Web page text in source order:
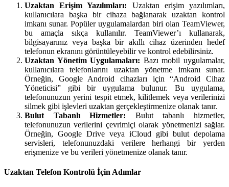
Uzaktan Erişim Yazılımları: Uzaktan erişim yazılımları,
kullanıcılara başka bir cihaza bağlanarak uzaktan kontrol
imkanı sunar. Popüler uygulamalardan biri olan TeamViewer,
bu amaçla sıkça kullanılır. TeamViewer’ı kullanarak,
bilgisayarınız veya başka bir akıllı cihaz üzerinden hedef
telefonun ekranını görüntüleyebilir ve kontrol edebilirsiniz.
Uzaktan Yönetim Uygulamaları: Bazı mobil uygulamalar,
kullanıcılara telefonlarını uzaktan yönetme imkanı sunar.
Örneğin, Google Android cihazları için “Android Cihaz
Yöneticisi” gibi bir uygulama bulunur. Bu uygulama,
telefonunuzun yerini tespit etmek, kilitlemek veya verilerinizi
silmek gibi işlevleri uzaktan gerçekleştirmenize olanak tanır.
Bulut Tabanlı Hizmetler: Bulut tabanlı hizmetler,
telefonunuzun verilerini çevrimiçi olarak yönetmenizi sağlar.
Örneğin, Google Drive veya iCloud gibi bulut depolama
servisleri, telefonunuzdaki verilere herhangi bir yerden
erişmenize ve bu verileri yönetmenize olanak tanır.
Uzaktan Telefon Kontrolü İçin Adımlar